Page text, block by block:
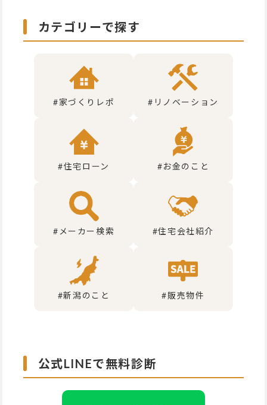
公式LINEで無料診断
カテゴリーで探す
#家づくりレポ #リノベーション
#住宅ローン #お金のこと
#メーカー検索 #住宅会社紹介
#新潟のこと #販売物件